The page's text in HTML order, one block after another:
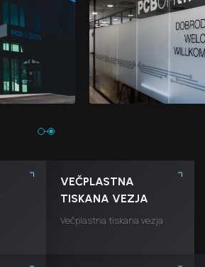
VEČPLASTNA
TISKANA VEZJA
Večplastna tiskana vezja